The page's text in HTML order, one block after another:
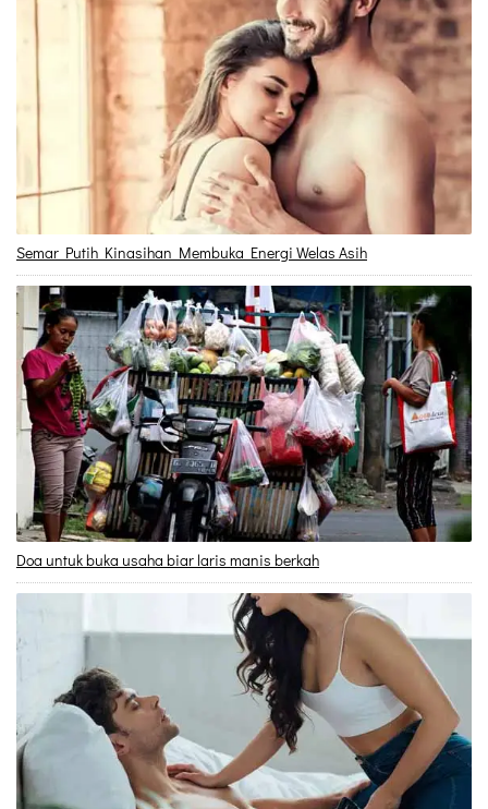
Semar Putih Kinasihan Membuka Energi Welas Asih
Doa untuk buka usaha biar laris manis berkah